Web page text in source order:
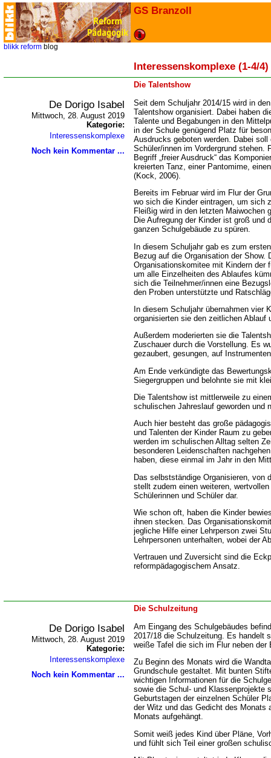
GS Branzoll
blikk reform blog
Interessenskomplexe (1-4/4)
Die Talentshow
De Dorigo Isabel
Mittwoch, 28. August 2019
Kategorie:
Interessenskomplexe
Noch kein Kommentar ...
Seit dem Schuljahr 2014/15 wird in
Talentshow organisiert. Dabei haben
Talente und Begabungen in den
in der Schule genügend Platz für
Ausdrucks geboten werden. Dabei
Schüler/innen im Vordergrund stehen.
Begriff „freier Ausdruck“ das
kreierten Tanz, einer Pantomime,
(Kock, 2006).
Bereits im Februar wird im Flur der
wo sich die Kinder eintragen, um sich
Fleißig wird in den letzten Maiwochen
Die Aufregung der Kinder ist groß und
ganzen Schulgebäude zu spüren.
In diesem Schuljahr gab es zum
Bezug auf die Organisation der Show.
Organisationskomitee mit Kindern der
um alle Einzelheiten des Ablaufes
sich die Teilnehmer/innen eine
den Proben unterstützte und
In diesem Schuljahr übernahmen vier
organisierten sie den zeitlichen Ablauf
Außerdem moderierten sie die
Zuschauer durch die Vorstellung. Es
gezaubert, gesungen, auf
Am Ende verkündigte das
Siegergruppen und belohnte sie mit
Die Talentshow ist mittlerweile zu
schulischen Jahreslauf geworden und
Auch hier besteht das große
und Talenten der Kinder Raum zu
werden im schulischen Alltag selten
besonderen Leidenschaften
haben, diese einmal im Jahr in den
Das selbstständige Organisieren, von
stellt zudem einen weiteren,
Schülerinnen und Schüler dar.
Wie schon oft, haben die Kinder
ihnen stecken. Das
jegliche Hilfe einer Lehrperson zwei
Lehrpersonen unterhalten, wobei der
Vertrauen und Zuversicht sind die
reformpädagogischem Ansatz.
Die Schulzeitung
De Dorigo Isabel
Mittwoch, 28. August 2019
Kategorie:
Interessenskomplexe
Noch kein Kommentar ...
Am Eingang des Schulgebäudes
2017/18 die Schulzeitung. Es handelt
weiße Tafel die sich im Flur neben der
Zu Beginn des Monats wird die
Grundschule gestaltet. Mit bunten
wichtigen Informationen für die
sowie die Schul- und Klassenprojekte
Geburtstagen der einzelnen Schüler
der Witz und das Gedicht des Monats
Monats aufgehängt.
Somit weiß jedes Kind über Pläne,
und fühlt sich Teil einer großen